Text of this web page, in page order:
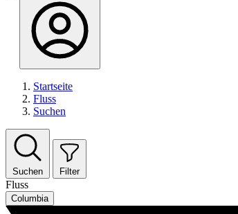
Startseite
Fluss
Suchen
Suchen Filter
Fluss
Columbia